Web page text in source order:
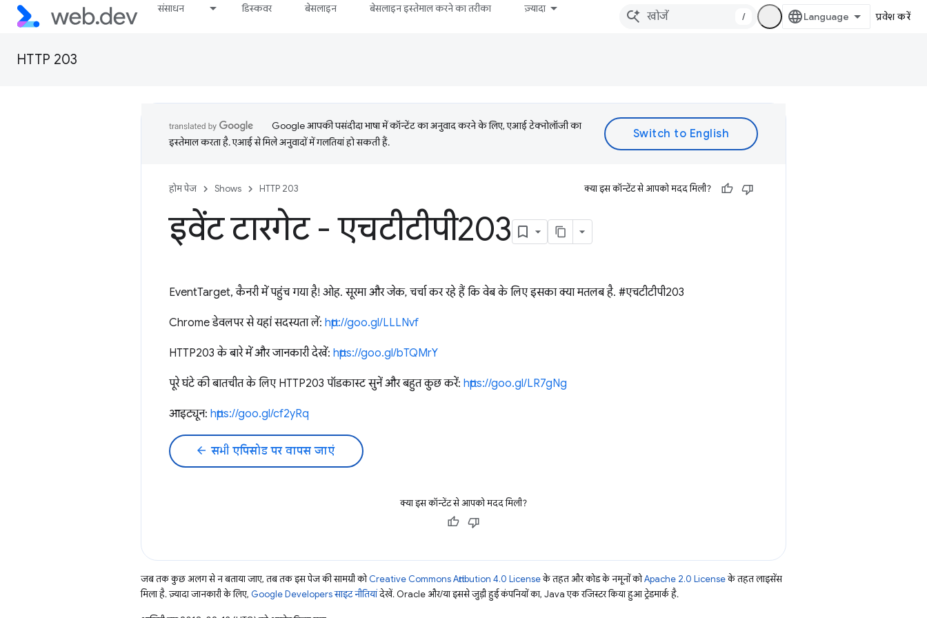
संसाधन डिस्कवर बेसलाइन बेसलाइन इस्तेमाल करने का तरीका ज़्यादा
/ प्रवेश करें
HTTP 203
Google आपकी पसंदीदा भाषा में कॉन्टेंट का अनुवाद करने के लिए, एआई टेक्नोलॉजी का
इस्तेमाल करता है. एआई से मिले अनुवादों में गलतियां हो सकती हैं.
होम पेज Shows HTTP 203 क्या इस कॉन्टेंट से आपको मदद मिली?
इवेंट टारगेट - एचटीटीपी203
EventTarget, कैनरी में पहुंच गया है! ओह. सूरमा और जेक, चर्चा कर रहे हैं कि वेब के लिए इसका क्या मतलब है. #एचटीटीपी203
Chrome डेवलपर से यहां सदस्यता लें: http://goo.gl/LLLNvf
HTTP203 के बारे में और जानकारी देखें: https://goo.gl/bTQMrY
पूरे घंटे की बातचीत के लिए HTTP203 पॉडकास्ट सुनें और बहुत कुछ करें: https://goo.gl/LR7gNg
आइट्यून: https://goo.gl/cf2yRq
arrow_back सभी एपिसोड पर वापस जाएं
क्या इस कॉन्टेंट से आपको मदद मिली?
जब तक कुछ अलग से न बताया जाए, तब तक इस पेज की सामग्री कोCreative Commons Attribution 4.0 Licenseके तहत और कोड के नमूनों कोApache 2.0 Licenseके तहत लाइसेंस
मिला है. ज़्यादा जानकारी के लिए, Google Developers साइट नीतियांदेखें. Oracle और/या इससे जुड़ी हुई कंपनियों का, Java एक रजिस्टर किया हुआ ट्रेडमार्क है.